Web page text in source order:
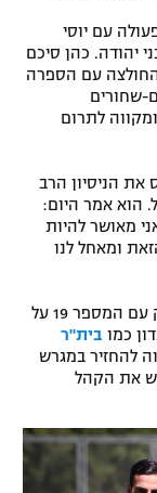
פעולה עם יוסי
יהודה. כהן סיכם
החולצה עם הספרה
שחורים
לתרום
את הניסיון הרב
הוא אמר היום:
מאושר להיות
ומאחל לנו
וישחק עם המספר 19 על
כמו בית"ר
להחזיר במגרש
את הקהל